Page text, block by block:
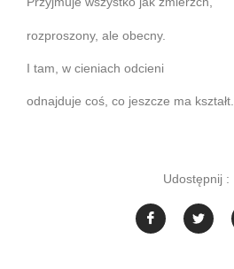
rozproszony, ale obecny.
I tam, w cieniach odcieni
odnajduje coś, co jeszcze ma kształt.
Udostępnij :